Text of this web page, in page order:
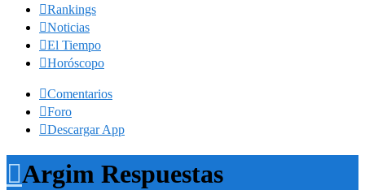
Rankings
Noticias
El Tiempo
Horóscopo
Comentarios
Foro
Descargar App
Argim Respuestas